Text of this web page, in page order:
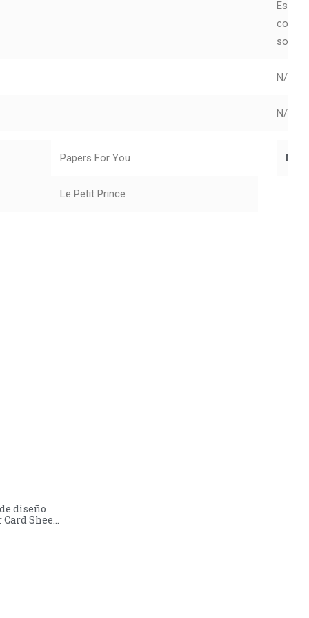
Estas
sobre
N/D
N/D
Papers For You
Le Petit Prince
diseño
Sheet